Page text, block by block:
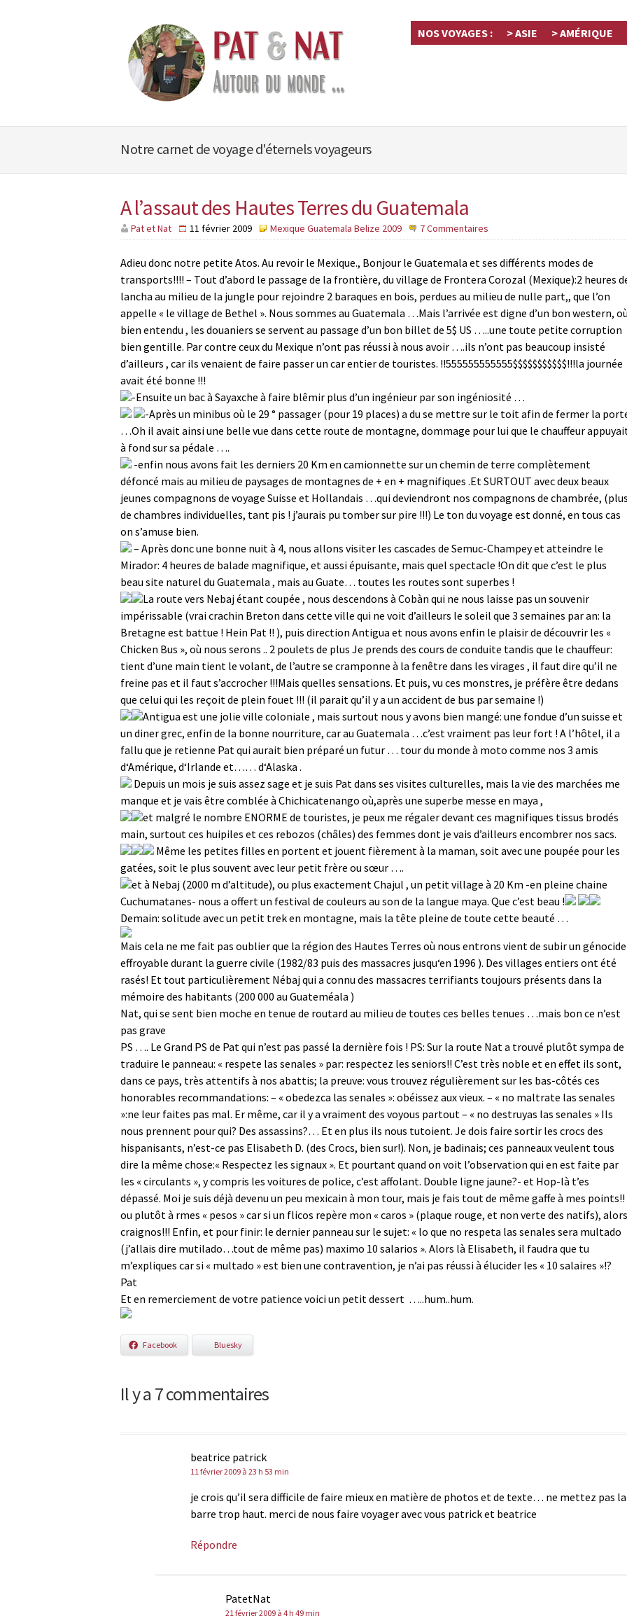
NOS VOYAGES : > ASIE > AMÉRIQUE
Notre carnet de voyage d'éternels voyageurs
A l’assaut des Hautes Terres du Guatemala
Pat et Nat 11 février 2009 Mexique Guatemala Belize 2009 7 Commentaires
Adieu donc notre petite Atos. Au revoir le Mexique., Bonjour le Guatemala et ses différents modes de
transports!!!! – Tout d’abord le passage de la frontière, du village de Frontera Corozal (Mexique):2 heures
lancha au milieu de la jungle pour rejoindre 2 baraques en bois, perdues au milieu de nulle part,, que l’on
appelle « le village de Bethel ». Nous sommes au Guatemala …Mais l’arrivée est digne d’un bon western,
bien entendu , les douaniers se servent au passage d’un bon billet de 5$ US …..une toute petite corruption
bien gentille. Par contre ceux du Mexique n’ont pas réussi à nous avoir ….ils n’ont pas beaucoup insisté
d’ailleurs , car ils venaient de faire passer un car entier de touristes. !!555555555555$$$$$$$$$$$!!!la journée
avait été bonne !!!
-Ensuite un bac à Sayaxche à faire blêmir plus d’un ingénieur par son ingéniosité …
-Après un minibus où le 29 ° passager (pour 19 places) a du se mettre sur le toit afin de fermer la
…Oh il avait ainsi une belle vue dans cette route de montagne, dommage pour lui que le chauffeur
à fond sur sa pédale ….
-enfin nous avons fait les derniers 20 Km en camionnette sur un chemin de terre complètement
défoncé mais au milieu de paysages de montagnes de + en + magnifiques .Et SURTOUT avec deux beaux
jeunes compagnons de voyage Suisse et Hollandais …qui deviendront nos compagnons de chambrée,
de chambres individuelles, tant pis ! j’aurais pu tomber sur pire !!!) Le ton du voyage est donné, en tous cas
on s’amuse bien.
– Après donc une bonne nuit à 4, nous allons visiter les cascades de Semuc-Champey et atteindre le
Mirador: 4 heures de balade magnifique, et aussi épuisante, mais quel spectacle !On dit que c’est le plus
beau site naturel du Guatemala , mais au Guate… toutes les routes sont superbes !
La route vers Nebaj étant coupée , nous descendons à Cobàn qui ne nous laisse pas un souvenir
impérissable (vrai crachin Breton dans cette ville qui ne voit d’ailleurs le soleil que 3 semaines par an: la
Bretagne est battue ! Hein Pat !! ), puis direction Antigua et nous avons enfin le plaisir de découvrir les «
Chicken Bus », où nous serons .. 2 poulets de plus Je prends des cours de conduite tandis que le chauffeur:
tient d’une main tient le volant, de l’autre se cramponne à la fenêtre dans les virages , il faut dire qu’il ne
freine pas et il faut s’accrocher !!!Mais quelles sensations. Et puis, vu ces monstres, je préfère être dedans
que celui qui les reçoit de plein fouet !!! (il parait qu’il y a un accident de bus par semaine !)
Antigua est une jolie ville coloniale , mais surtout nous y avons bien mangé: une fondue d’un suisse et
un diner grec, enfin de la bonne nourriture, car au Guatemala …c’est vraiment pas leur fort ! A l’hôtel, il a
fallu que je retienne Pat qui aurait bien préparé un futur … tour du monde à moto comme nos 3 amis
d‘Amérique, d‘Irlande et…… d‘Alaska .
Depuis un mois je suis assez sage et je suis Pat dans ses visites culturelles, mais la vie des marchées me
manque et je vais être comblée à Chichicatenango où,après une superbe messe en maya ,
et malgré le nombre ENORME de touristes, je peux me régaler devant ces magnifiques tissus brodés
main, surtout ces huipiles et ces rebozos (châles) des femmes dont je vais d’ailleurs encombrer nos sacs.
Même les petites filles en portent et jouent fièrement à la maman, soit avec une poupée pour les
gatées, soit le plus souvent avec leur petit frère ou sœur ….
et à Nebaj (2000 m d’altitude), ou plus exactement Chajul , un petit village à 20 Km -en pleine chaine
Cuchumatanes- nous a offert un festival de couleurs au son de la langue maya. Que c’est beau !
Demain: solitude avec un petit trek en montagne, mais la tête pleine de toute cette beauté …
Mais cela ne me fait pas oublier que la région des Hautes Terres où nous entrons vient de subir un génocide
effroyable durant la guerre civile (1982/83 puis des massacres jusqu‘en 1996 ). Des villages entiers ont été
rasés! Et tout particulièrement Nébaj qui a connu des massacres terrifiants toujours présents dans la
mémoire des habitants (200 000 au Guateméala )
Nat, qui se sent bien moche en tenue de routard au milieu de toutes ces belles tenues …mais bon ce n’est
pas grave
PS …. Le Grand PS de Pat qui n’est pas passé la dernière fois ! PS: Sur la route Nat a trouvé plutôt sympa de
traduire le panneau: « respete las senales » par: respectez les seniors!! C’est très noble et en effet ils sont,
dans ce pays, très attentifs à nos abattis; la preuve: vous trouvez régulièrement sur les bas-côtés ces
honorables recommandations: – « obedezca las senales »: obéissez aux vieux. – « no maltrate las senales
»:ne leur faites pas mal. Er même, car il y a vraiment des voyous partout – « no destruyas las senales » Ils
nous prennent pour qui? Des assassins?… Et en plus ils nous tutoient. Je dois faire sortir les crocs des
hispanisants, n’est-ce pas Elisabeth D. (des Crocs, bien sur!). Non, je badinais; ces panneaux veulent tous
dire la même chose:« Respectez les signaux ». Et pourtant quand on voit l’observation qui en est faite par
les « circulants », y compris les voitures de police, c’est affolant. Double ligne jaune?- et Hop-là t’es
dépassé. Moi je suis déjà devenu un peu mexicain à mon tour, mais je fais tout de même gaffe à mes points!!
ou plutôt à rmes « pesos » car si un flicos repère mon « caros » (plaque rouge, et non verte des natifs), alors
craignos!!! Enfin, et pour finir: le dernier panneau sur le sujet: « lo que no respeta las senales sera multado
(j’allais dire mutilado…tout de même pas) maximo 10 salarios ». Alors là Elisabeth, il faudra que tu
m’expliques car si « multado » est bien une contravention, je n’ai pas réussi à élucider les « 10 salaires »!?
Pat
Et en remerciement de votre patience voici un petit dessert …..hum..hum.
Facebook Bluesky
Il y a 7 commentaires
beatrice patrick
11 février 2009 à 23 h 53 min
je crois qu’il sera difficile de faire mieux en matière de photos et de texte… ne mettez pas la
barre trop haut. merci de nous faire voyager avec vous patrick et beatrice
Répondre
PatetNat
21 février 2009 à 4 h 49 min